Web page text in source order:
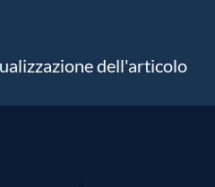
dell'articolo